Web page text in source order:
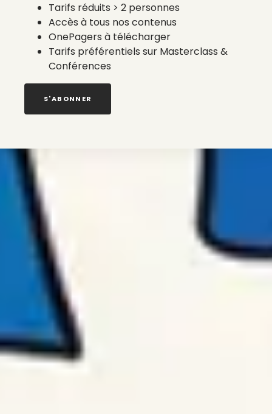
Tarifs réduits > 2 personnes
Accès à tous nos contenus
OnePagers à télécharger
Tarifs préférentiels sur Masterclass &
Conférences
S'ABONNER